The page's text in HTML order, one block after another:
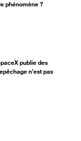
phénomène ?
publie des
n’est pas